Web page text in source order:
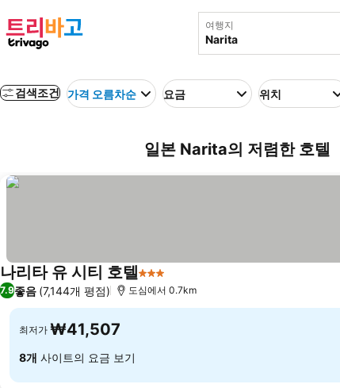
여행지
검색조건 가격 오름차순 요금 위치
일본 Narita의 저렴한 호텔
나리타 유 시티 호텔3 성급
7.9좋음 (7,144개 평점) 도심에서 0.7km
최저가 ₩41,507
8개 사이트의 요금 보기